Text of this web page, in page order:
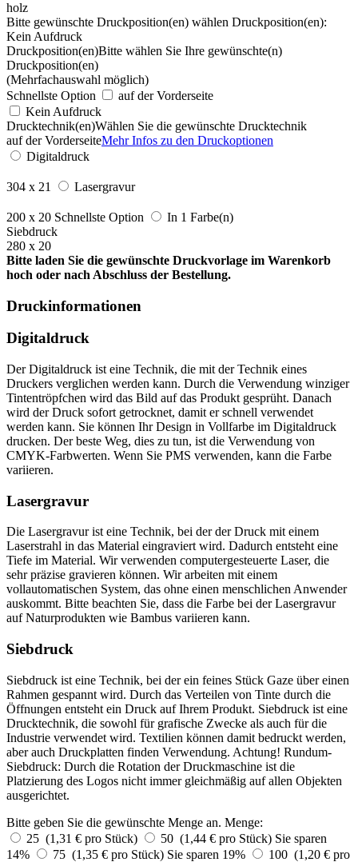
holz
Bitte gewünschte Druckposition(en) wählen Druckposition(en):
Kein Aufdruck
Druckposition(en)Bitte wählen Sie Ihre gewünschte(n)
Druckposition(en)
(Mehrfachauswahl möglich)
Schnellste Option
auf der Vorderseite
Kein Aufdruck
Drucktechnik(en)Wählen Sie die gewünschte Drucktechnik
auf der VorderseiteMehr Infos zu den Druckoptionen
Digitaldruck
304 x 21 Lasergravur
200 x 20 Schnellste Option
In 1 Farbe(n)
Siebdruck
280 x 20
Bitte laden Sie die gewünschte Druckvorlage im Warenkorb
hoch oder nach Abschluss der Bestellung.
Druckinformationen
Digitaldruck
Der Digitaldruck ist eine Technik, die mit der Technik eines
Druckers verglichen werden kann. Durch die Verwendung winziger
Tintentröpfchen wird das Bild auf das Produkt gesprüht. Danach
wird der Druck sofort getrocknet, damit er schnell verwendet
werden kann. Sie können Ihr Design in Vollfarbe im Digitaldruck
drucken. Der beste Weg, dies zu tun, ist die Verwendung von
CMYK-Farbwerten. Wenn Sie PMS verwenden, kann die Farbe
variieren.
Lasergravur
Die Lasergravur ist eine Technik, bei der der Druck mit einem
Laserstrahl in das Material eingraviert wird. Dadurch entsteht eine
Tiefe im Material. Wir verwenden computergesteuerte Laser, die
sehr präzise gravieren können. Wir arbeiten mit einem
vollautomatischen System, das ohne einen menschlichen Anwender
auskommt. Bitte beachten Sie, dass die Farbe bei der Lasergravur
auf Naturprodukten wie Bambus variieren kann.
Siebdruck
Siebdruck ist eine Technik, bei der ein feines Stück Gaze über einen
Rahmen gespannt wird. Durch das Verteilen von Tinte durch die
Öffnungen entsteht ein Druck auf Ihrem Produkt. Siebdruck ist eine
Drucktechnik, die sowohl für grafische Zwecke als auch für die
Industrie verwendet wird. Textilien können damit bedruckt werden,
aber auch Druckplatten finden Verwendung. Achtung! Rundum-
Siebdruck: Durch die Rotation der Druckmaschine ist die
Platzierung des Logos nicht immer gleichmäßig auf allen Objekten
ausgerichtet.
Bitte geben Sie die gewünschte Menge an. Menge:
25 (1,31 € pro Stück)
50 (1,44 € pro Stück) Sie sparen
14%
75 (1,35 € pro Stück) Sie sparen 19%
100 (1,20 € pro